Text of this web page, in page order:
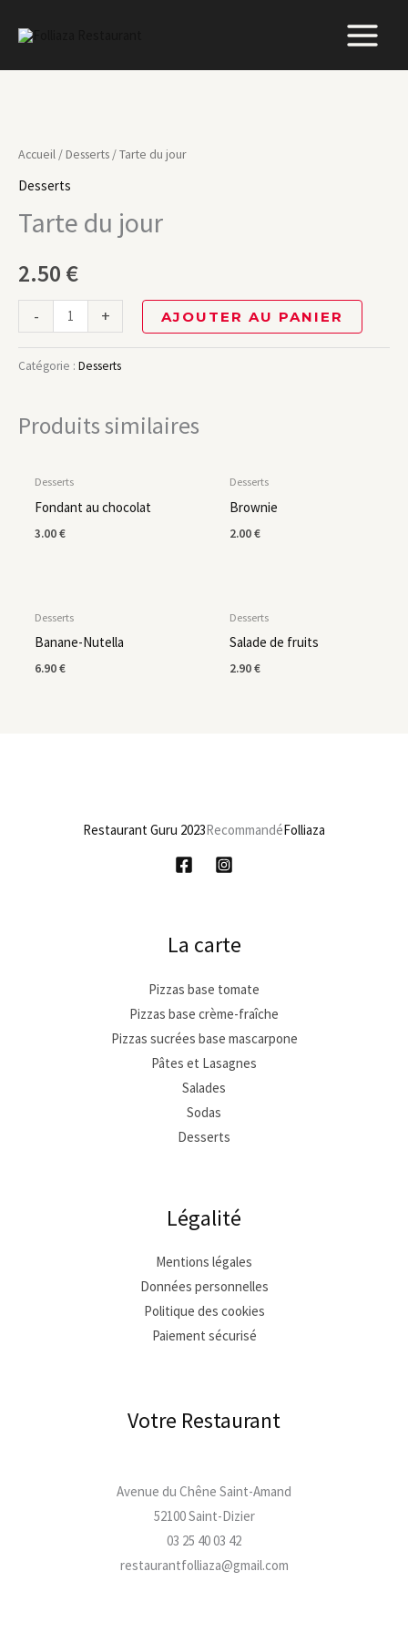
Accueil / Desserts / Tarte du jour
Desserts
Tarte du jour
2.50 €
-
de
Tarte
jour
+ AJOUTER AU PANIER
Catégorie : Desserts
Produits similaires
EN RUPTURE DE STOCK
Desserts
Fondant au chocolat
3.00€
Desserts
Brownie
2.00€
Desserts
Banane-Nutella
6.90€
Desserts
Salade de fruits
2.90€
Restaurant Guru 2023RecommandéFolliaza
La carte
Pizzas base tomate
Pizzas base crème-fraîche
Pizzas sucrées base mascarpone
Pâtes et Lasagnes
Salades
Sodas
Desserts
Légalité
Mentions légales
Données personnelles
Politique des cookies
Paiement sécurisé
Votre Restaurant
Avenue du Chêne Saint-Amand
52100 Saint-Dizier
03 25 40 03 42
restaurantfolliaza@gmail.com